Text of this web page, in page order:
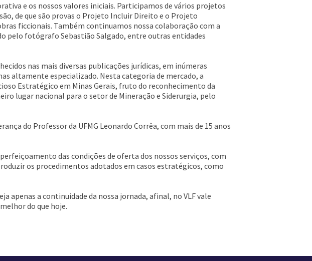
e os nossos valores iniciais. Participamos de vários projetos
de que são provas o Projeto Incluir Direito e o Projeto
ficcionais. Também continuamos nossa colaboração com a
pelo fotógrafo Sebastião Salgado, entre outras entidades
nas mais diversas publicações jurídicas, em inúmeras
altamente especializado. Nesta categoria de mercado, a
Estratégico em Minas Gerais, fruto do reconhecimento da
lugar nacional para o setor de Mineração e Siderurgia, pelo
do Professor da UFMG Leonardo Corrêa, com mais de 15 anos
das condições de oferta dos nossos serviços, com
os procedimentos adotados em casos estratégicos, como
apenas a continuidade da nossa jornada, afinal, no VLF vale
do que hoje.